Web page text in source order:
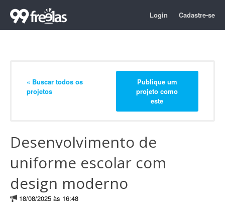
Login Cadastre-se
« Buscar todos os
projetos
Publique um
projeto como
este
Desenvolvimento de
uniforme escolar com
design moderno
18/08/2025 às 16:48